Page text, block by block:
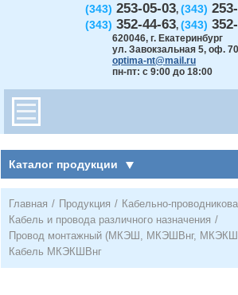
(343) 253-05-03, (343)
(343) 352-44-63, (343)
620046, г. Екатеринбург
ул. Завокзальная 5, оф.
optima-nt@mail.ru
пн-пт: с 9:00 до 18:00
Каталог продукции
Главная / Продукция / Кабельно-
Кабель и провода различного назначения /
Провод монтажный (МКЭШ, МКЭШВнг,
Кабель МКЭКШВнг